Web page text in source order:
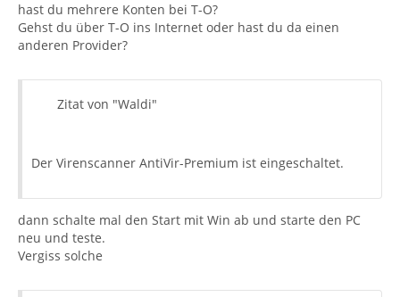
hast du mehrere Konten bei T-O?
Gehst du über T-O ins Internet oder hast du da einen
anderen Provider?
Zitat von "Waldi"
Der Virenscanner AntiVir-Premium ist eingeschaltet.
dann schalte mal den Start mit Win ab und starte den PC
neu und teste.
Vergiss solche